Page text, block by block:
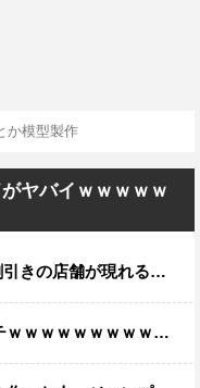
か模型製作
ヤバイｗｗｗｗｗ
れる…安いけど置く場所が…
ｗｗｗｗｗｗｗｗｗｗｗｗｗｗ